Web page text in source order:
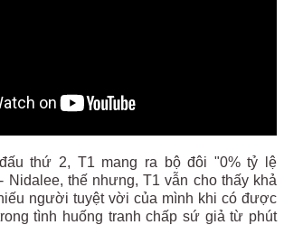
thứ 2, T1 mang ra bộ đôi "0% tỷ lệ
Nidalee, thế nhưng, T1 vẫn cho thấy khả
người tuyệt vời của mình khi có được
tình huống tranh chấp sứ giả từ phút